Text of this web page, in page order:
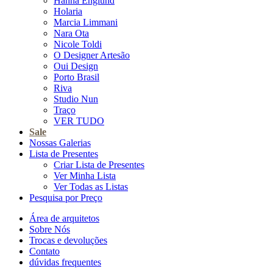
Holaria
Marcia Limmani
Nara Ota
Nicole Toldi
O Designer Artesão
Oui Design
Porto Brasil
Riva
Studio Nun
Traço
VER TUDO
Sale
Nossas Galerias
Lista de Presentes
Criar Lista de Presentes
Ver Minha Lista
Ver Todas as Listas
Pesquisa por Preço
Área de arquitetos
Sobre Nós
Trocas e devoluções
Contato
dúvidas frequentes